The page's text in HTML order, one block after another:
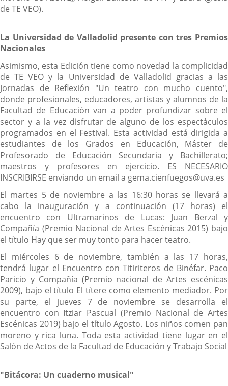
de TE VEO).
La Universidad de Valladolid presente con tres Premios
Nacionales
Asimismo, esta Edición tiene como novedad la complicidad
de TE VEO y la Universidad de Valladolid gracias a las
Jornadas de Reflexión "Un teatro con mucho cuento",
donde profesionales, educadores, artistas y alumnos de la
Facultad de Educación van a poder profundizar sobre el
sector y a la vez disfrutar de alguno de los espectáculos
programados en el Festival. Esta actividad está dirigida a
estudiantes de los Grados en Educación, Máster de
Profesorado de Educación Secundaria y Bachillerato;
maestros y profesores en ejercicio. ES NECESARIO
INSCRIBIRSE enviando un email a gema.cienfuegos@uva.es
El martes 5 de noviembre a las 16:30 horas se llevará a
cabo la inauguración y a continuación (17 horas) el
encuentro con Ultramarinos de Lucas: Juan Berzal y
Compañía (Premio Nacional de Artes Escénicas 2015) bajo
el título Hay que ser muy tonto para hacer teatro.
El miércoles 6 de noviembre, también a las 17 horas,
tendrá lugar el Encuentro con Titiriteros de Binéfar. Paco
Paricio y Compañía (Premio nacional de Artes escénicas
2009), bajo el título El títere como elemento mediador. Por
su parte, el jueves 7 de noviembre se desarrolla el
encuentro con Itziar Pascual (Premio Nacional de Artes
Escénicas 2019) bajo el título Agosto. Los niños comen pan
moreno y rica luna. Toda esta actividad tiene lugar en el
Salón de Actos de la Facultad de Educación y Trabajo Social
"Bitácora: Un cuaderno musical"